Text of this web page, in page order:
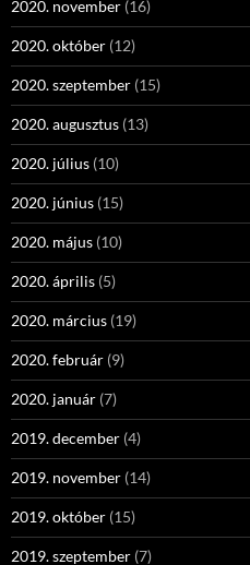
2020. november (16)
2020. október (12)
2020. szeptember (15)
2020. augusztus (13)
2020. július (10)
2020. június (15)
2020. május (10)
2020. április (5)
2020. március (19)
2020. február (9)
2020. január (7)
2019. december (4)
2019. november (14)
2019. október (15)
2019. szeptember (7)